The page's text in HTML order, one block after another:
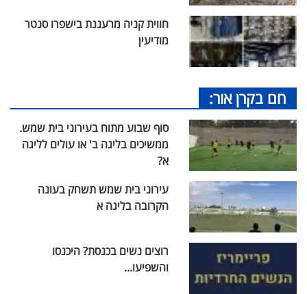
חווית קניה מרעננת בישפרו סנטר
מודיעין
חם בקרן אור:
סוף שבוע מתוח בעירוני בית שמש.
ממשיכים בליגה ב' או עולים לליגה
א?
עירוני בית שמש תשחק בעונה
הקרובה בליגה א
רוצים נשים בכנסת? היכנסו
והשפיעו...